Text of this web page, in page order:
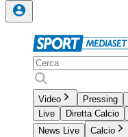
Video Pressing
Live
Diretta Calcio
News Live
Calcio